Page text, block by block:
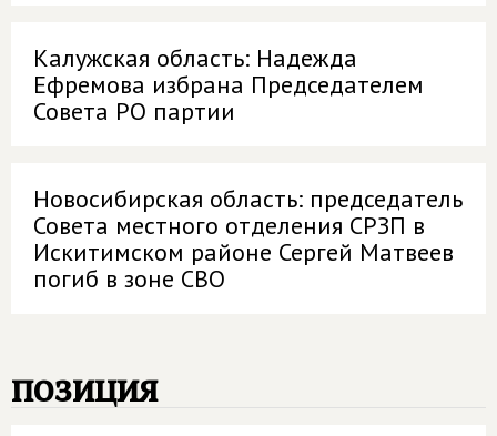
Калужская область: Надежда
Ефремова избрана Председателем
Совета РО партии
Новосибирская область: председатель
Совета местного отделения СРЗП в
Искитимском районе Сергей Матвеев
погиб в зоне СВО
позиция